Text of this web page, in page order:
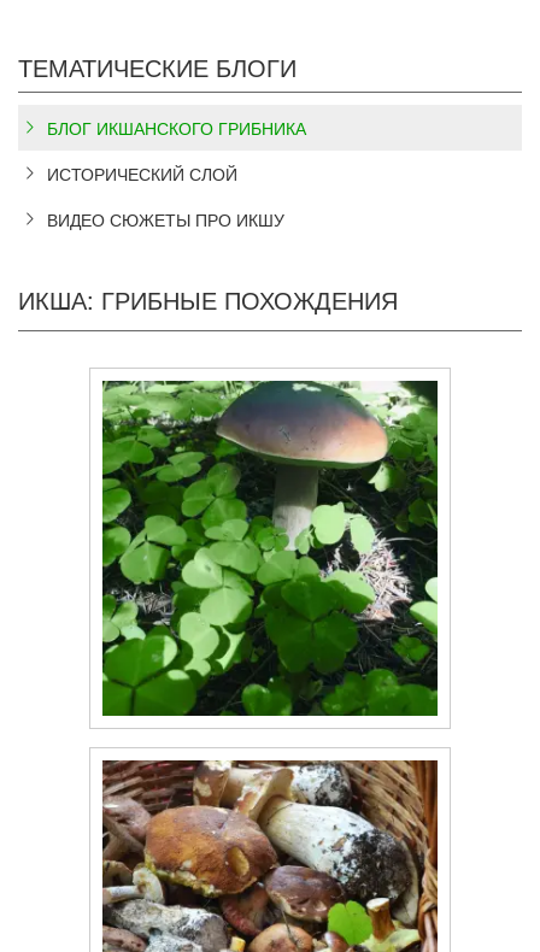
ТЕМАТИЧЕСКИЕ БЛОГИ
БЛОГ ИКШАНСКОГО ГРИБНИКА
ИСТОРИЧЕСКИЙ СЛОЙ
ВИДЕО СЮЖЕТЫ ПРО ИКШУ
ИКША: ГРИБНЫЕ ПОХОЖДЕНИЯ